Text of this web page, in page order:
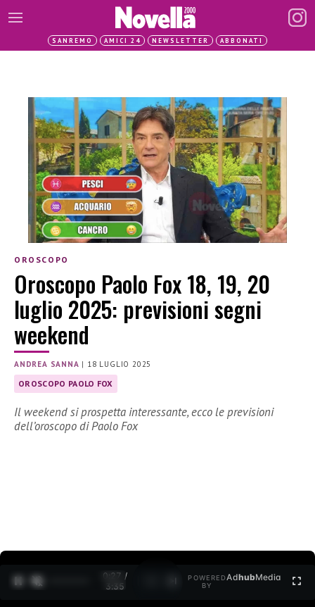
SANREMO AMICI 24 NEWSLETTER ABBONATI
OROSCOPO
Oroscopo Paolo Fox 18, 19, 20
luglio 2025: previsioni segni
weekend
ANDREA SANNA | 18 LUGLIO 2025
OROSCOPO PAOLO FOX
Il weekend si prospetta interessante, ecco le previsioni
dell’oroscopo di Paolo Fox
0:27 /
3:35
POWERED
BY
AdhubMedia